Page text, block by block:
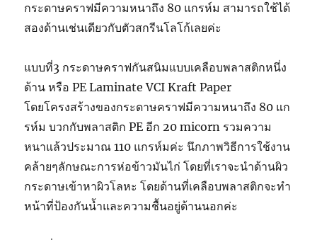
กระดาษคราฟมีความหนาถึง 80 แกรห์ม สามารถใช้ได้
สองด้านเช่นเดียวกับตัวสกรีนโลโก้เลยค่ะ
แบบที่3 กระดาษคราฟกันสนิมแบบเคลือบพลาสติกหนึ่ง
ด้าน หรือ PE Laminate VCI Kraft Paper
โดยโครงสร้างของกระดาษคราฟมีความหนาถึง 80 แก
รห์ม บวกกับพลาสติก PE อีก 20 micorn รวมความ
หนาแล้วประมาณ 110 แกรห์มค่ะ นึกภาพวิธีการใช้งาน
คล้ายๆลักษณะการห่อข้าวมันไก่ โดยที่เราจะนำด้านผิว
กระดาษเข้าหาผิวโลหะ โดยด้านที่เคลือบพลาสติกจะทำ
หน้าที่ป้องกันน้ำและความชื้นอยู่ด้านนอกค่ะ